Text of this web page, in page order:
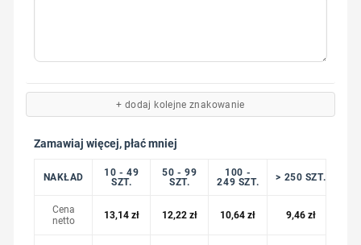
+ dodaj kolejne znakowanie
Zamawiaj więcej, płać mniej
NAKŁAD
10 - 49
SZT.
50 - 99
SZT.
100 -
249 SZT.
> 250 SZT.
Cena
netto
13,14 zł 12,22 zł 10,64zł 9,46 zł